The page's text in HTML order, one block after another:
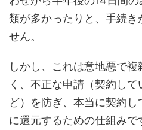
類が多かったりと、手続き
せん。
しかし、これは意地悪で
く、不正な申請（契約し
ど）を防ぎ、本当に契約
に還元するための仕組みで